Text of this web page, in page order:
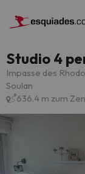
Studio 4
Impasse des
Soulan
636.4 m zum